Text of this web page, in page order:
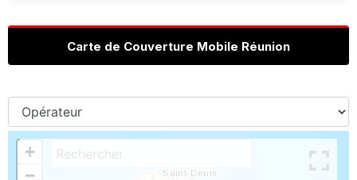
Carte de Couverture Mobile Réunion